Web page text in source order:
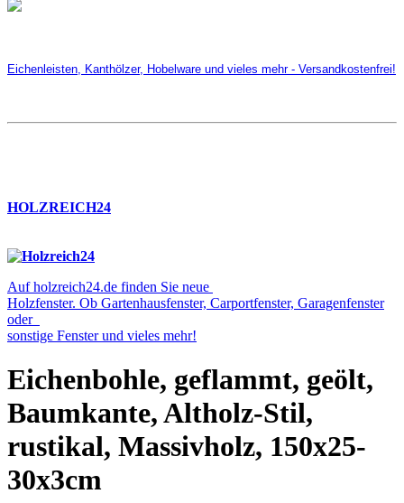
Eichenleisten, Kanthölzer, Hobelware und vieles mehr - Versandkostenfrei!
HOLZREICH24
Auf holzreich24.de finden Sie neue
Holzfenster. Ob Gartenhausfenster, Carportfenster, Garagenfenster
oder
sonstige Fenster und vieles mehr!
Eichenbohle, geflammt, geölt,
Baumkante, Altholz-Stil,
rustikal, Massivholz, 150x25-
30x3cm